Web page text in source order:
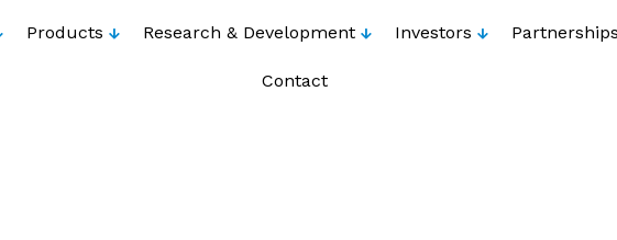
Products Research & Development Investors Partnerships
Contact